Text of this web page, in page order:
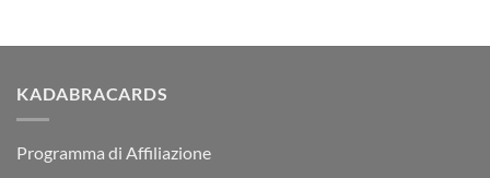
KADABRACARDS
Programma di Affiliazione